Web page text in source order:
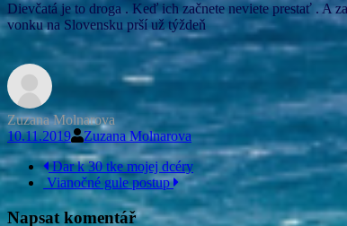
Dievčatá je to droga . Keď ich začnete neviete prestať . A
vonku na Slovensku prší už týždeň
Zuzana Molnarova
10.11.2019
Zuzana Molnarova
Navigace
příspěvku
Dar k 30 tke mojej dcéry
Vianočné gule postup
Napsat komentář